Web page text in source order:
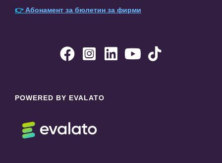
👉Абонамент за бюлетин за фирми
    
POWERED BY EVALATO